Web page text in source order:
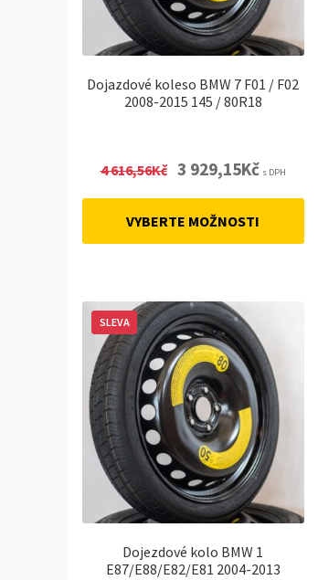
Dojazdové koleso BMW 7 F01 / F02
2008-2015 145 / 80R18
4 616,56Kč
Original
4
616,56Kč.
3 929,15KčCurrent
929,15Kč.
s DPH
VYBERTE MOŽNOSTI
Dojezdové kolo BMW 1
E87/E88/E82/E81 2004-2013
SLEVA